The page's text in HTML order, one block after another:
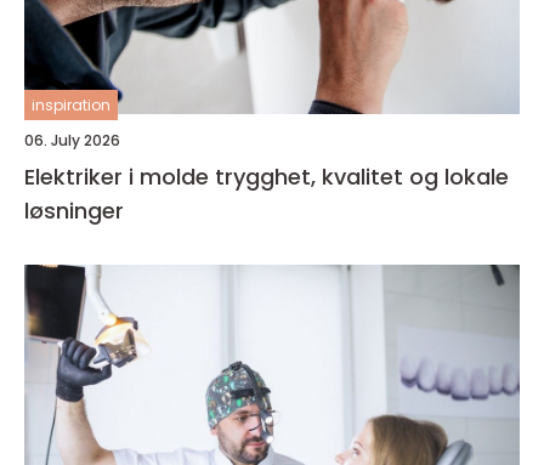
inspiration
06. July 2026
Elektriker i molde trygghet, kvalitet og lokale
løsninger